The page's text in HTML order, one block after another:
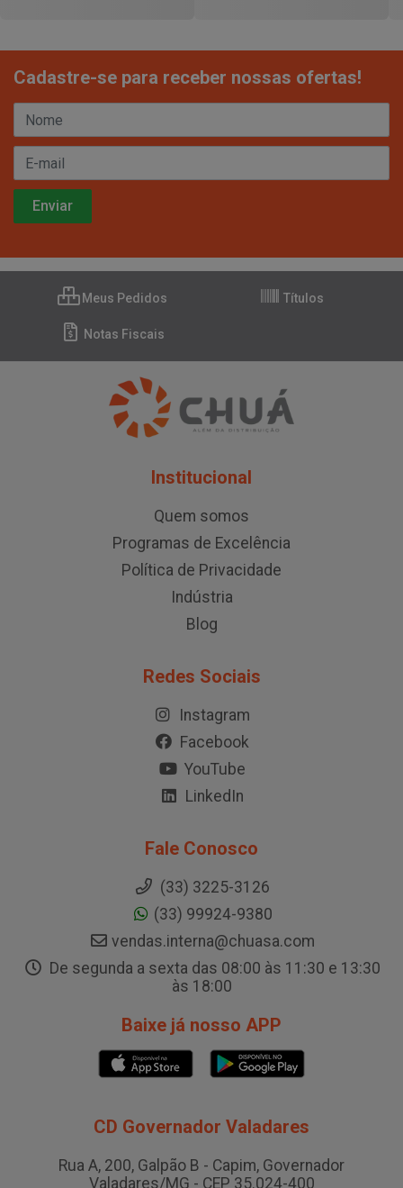
Cadastre-se para receber nossas ofertas!
Meus Pedidos Títulos
Notas Fiscais
Institucional
Quem somos
Programas de Excelência
Política de Privacidade
Indústria
Blog
Redes Sociais
Instagram
Facebook
YouTube
LinkedIn
Fale Conosco
(33) 3225-3126
(33) 99924-9380
vendas.interna@chuasa.com
De segunda a sexta das 08:00 às 11:30 e 13:30
às 18:00
Baixe já nosso APP
CD Governador Valadares
Rua A, 200, Galpão B - Capim, Governador
Valadares/MG - CEP 35.024-400